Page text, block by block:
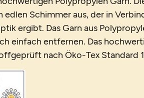
edlen Schimmer aus, der in
ergibt. Das Garn aus
einfach entfernen. Das
nach Öko-Tex Standard